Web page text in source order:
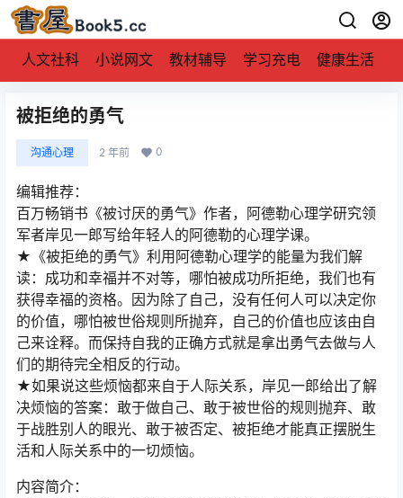
人文社科 小说网文 教材辅导 学习充电 健康生活
被拒绝的勇气
沟通心理 2 年前 0
编辑推荐：
百万畅销书《被讨厌的勇气》作者，阿德勒心理学研究领
军者岸见一郎写给年轻人的阿德勒的心理学课。
★《被拒绝的勇气》利用阿德勒心理学的能量为我们解
读：成功和幸福并不对等，哪怕被成功所拒绝，我们也有
获得幸福的资格。因为除了自己，没有任何人可以决定你
的价值，哪怕被世俗规则所抛弃，自己的价值也应该由自
己来诠释。而保持自我的正确方式就是拿出勇气去做与人
们的期待完全相反的行动。
★如果说这些烦恼都来自于人际关系，岸见一郎给出了解
决烦恼的答案：敢于做自己、敢于被世俗的规则抛弃、敢
于战胜别人的眼光、敢于被否定、被拒绝才能真正摆脱生
活和人际关系中的一切烦恼。
内容简介：